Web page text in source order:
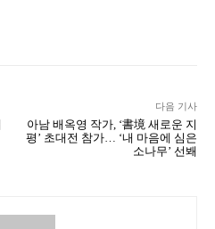
다음 기사
아남 배옥영 작가, ‘書境 새로운 지
평’ 초대전 참가… ‘내 마음에 심은
소나무’ 선봬